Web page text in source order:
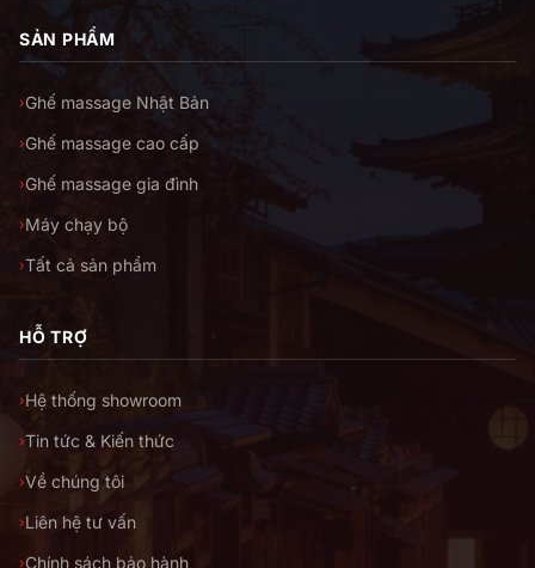
SẢN PHẨM
›Ghế massage Nhật Bản
›Ghế massage cao cấp
›Ghế massage gia đình
›Máy chạy bộ
›Tất cả sản phẩm
HỖ TRỢ
›Hệ thống showroom
›Tin tức & Kiến thức
›Về chúng tôi
›Liên hệ tư vấn
›Chính sách bảo hành